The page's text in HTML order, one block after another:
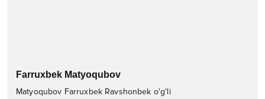
Farruxbek Matyoqubov
Matyoqubov Farruxbek Ravshonbek o'g'li